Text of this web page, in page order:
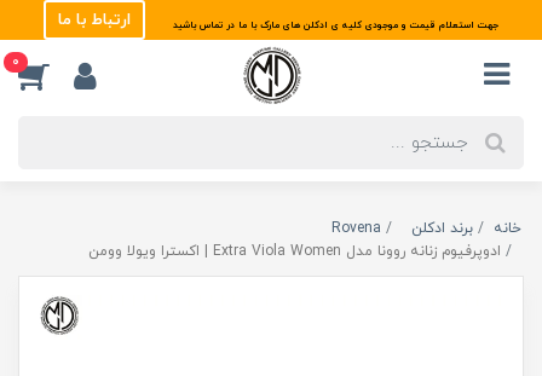
جهت استعلام قیمت و موجودی کلیه ی ادکلن های مارک با ما در تماس باشید ارتباط با ما
0
خانه برند ادکلن
Rovena
ادوپرفیوم زنانه روونا مدل Extra Viola Women | اکسترا ویولا وومن